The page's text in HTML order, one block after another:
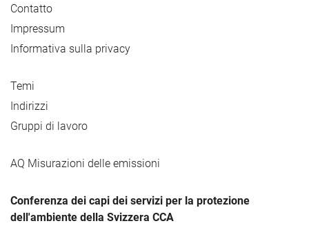
Contatto
Impressum
Informativa sulla privacy
Temi
Indirizzi
Gruppi di lavoro
AQ Misurazioni delle emissioni
Conferenza dei capi dei servizi per la protezione
dell'ambiente della Svizzera CCA